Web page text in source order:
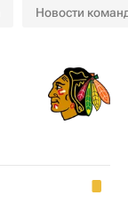
Новости